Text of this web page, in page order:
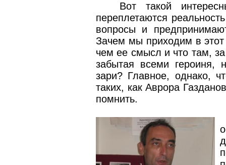
Вот такой
переплетаются
вопросы и
Зачем мы приходим в
чем ее смысл и что там,
забытая всеми героиня,
зари? Главное, однако,
таких, как Аврора
помнить.